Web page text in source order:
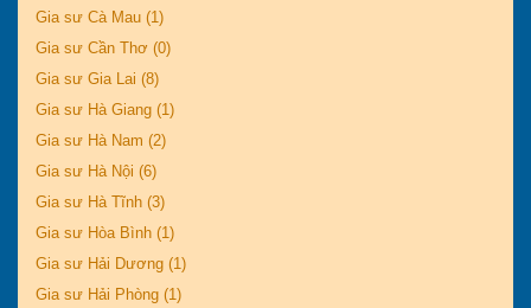
Gia sư Cà Mau (1)
Gia sư Cần Thơ (0)
Gia sư Gia Lai (8)
Gia sư Hà Giang (1)
Gia sư Hà Nam (2)
Gia sư Hà Nội (6)
Gia sư Hà Tĩnh (3)
Gia sư Hòa Bình (1)
Gia sư Hải Dương (1)
Gia sư Hải Phòng (1)